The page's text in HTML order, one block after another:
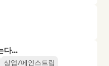
다...
상업/메인스트림